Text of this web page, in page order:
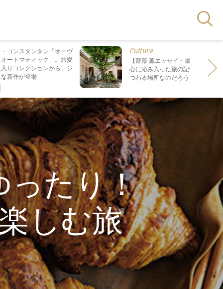
コンスタンタン「オーヴ
ートマティック」。旅愛
りコレクションから、ジ
新作が登場
Culture
【齋藤 薫エッセイ・最終回】 最
心に沁み入った旅の記憶は なぜ“死
つわる場所なのだろう？
ったり！
しむ旅